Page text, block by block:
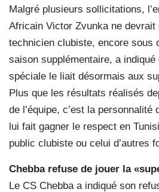
Malgré plusieurs sollicitations,
Africain Victor Zvunka ne devrait
technicien clubiste, encore sous
saison supplémentaire, a indiqué
spéciale le liait désormais aux
Plus que les résultats réalisés
de l’équipe, c’est la personnalité
lui fait gagner le respect en
public clubiste ou celui d’autres
Chebba refuse de jouer la
Le CS Chebba a indiqué son